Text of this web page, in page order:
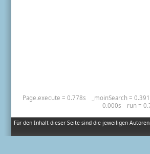
Für den Inhalt dieser Seite sind die jeweiligen
Page.execute = 0.778s _moinSearch =
0.000s
run =